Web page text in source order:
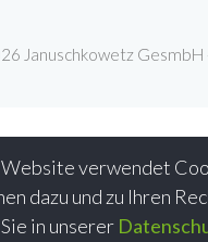
verwendet
dazu und zu Ihren
in unserer
Januschkowetz GesmbH